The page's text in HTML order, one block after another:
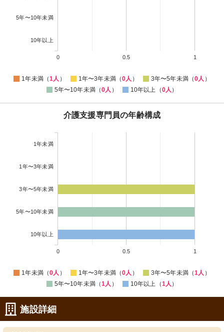
5年〜10年未満
10年以上
0 0.5 1
1年未満（1人 ） 1年〜3年未満（0人 ） 3年〜5年未満（0人 ）
5年〜10年未満（0人 ） 10年以上（0人 ）
介護支援専門員の年齢構成
1年未満
1年〜3年未満
3年〜5年未満
5年〜10年未満
10年以上
0 0.5 1
1年未満（0人 ） 1年〜3年未満（0人 ） 3年〜5年未満（1人 ）
5年〜10年未満（1人 ） 10年以上（1人 ）
施設詳細